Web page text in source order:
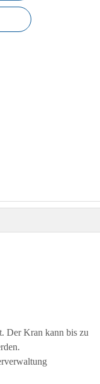
Der Kran kann bis zu